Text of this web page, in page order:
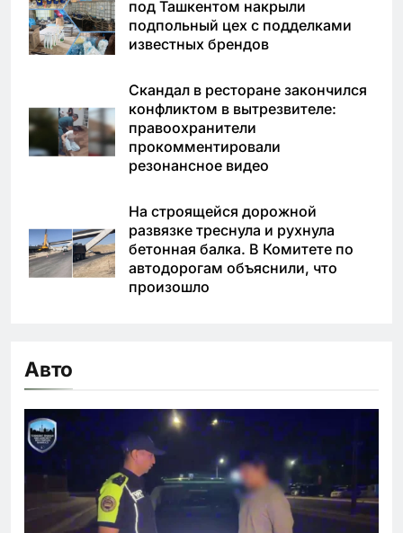
под Ташкентом накрыли
подпольный цех с подделками
известных брендов
Скандал в ресторане закончился
конфликтом в вытрезвителе:
правоохранители
прокомментировали
резонансное видео
На строящейся дорожной
развязке треснула и рухнула
бетонная балка. В Комитете по
автодорогам объяснили, что
произошло
Авто